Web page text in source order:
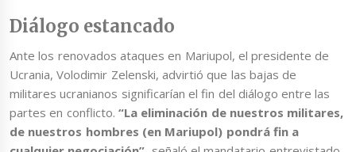
Diálogo estancado
Ante los renovados ataques en Mariupol, el presidente de
Ucrania, Volodimir Zelenski, advirtió que las bajas de
militares ucranianos significarían el fin del diálogo entre las
partes en conflicto. “La eliminación de nuestros militares,
de nuestros hombres (en Mariupol) pondrá fin a